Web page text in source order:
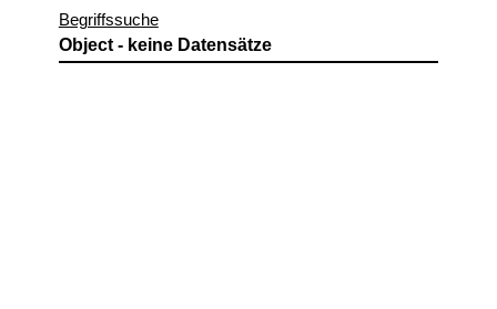
Begriffssuche
Object - keine Datensätze